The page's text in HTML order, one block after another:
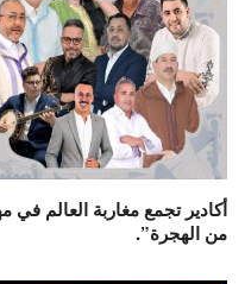
من الهجرة”.